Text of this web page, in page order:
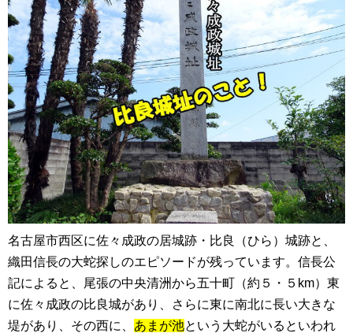
名古屋市西区に佐々成政の居城跡・比良（ひら）城跡と、
織田信長の大蛇探しのエピソードが残っています。信長公
記によると、尾張の中央清洲から五十町（約５・５km）東
に佐々成政の比良城があり、さらに東に南北に長い大きな
堤があり、その西に、 あまが池という大蛇がいるといわれ